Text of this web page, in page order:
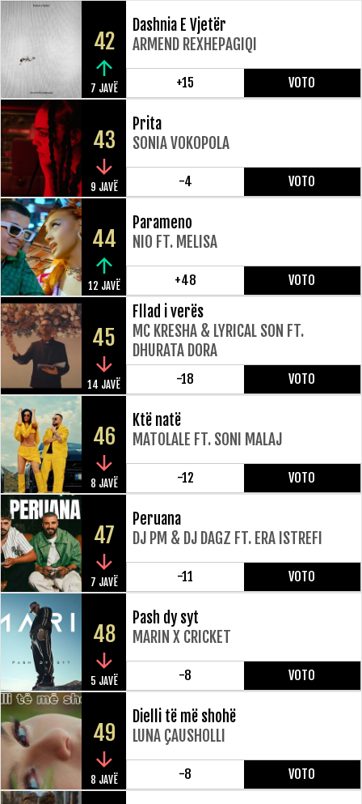
42
7 JAVË
Dashnia E Vjetër
ARMEND REXHEPAGIQI
+15 VOTO
43
9 JAVË
Prita
SONIA VOKOPOLA
-4 VOTO
44
12 JAVË
Parameno
NIO FT. MELISA
+48 VOTO
45
14 JAVË
Fllad i verës
MC KRESHA & LYRICAL SON FT.
DHURATA DORA
-18 VOTO
46
8 JAVË
Ktë natë
MATOLALE FT. SONI MALAJ
-12 VOTO
47
7 JAVË
Peruana
DJ PM & DJ DAGZ FT. ERA ISTREFI
-11 VOTO
48
5 JAVË
Pash dy syt
MARIN X CRICKET
-8 VOTO
49
8 JAVË
Dielli të më shohë
LUNA ÇAUSHOLLI
-8 VOTO